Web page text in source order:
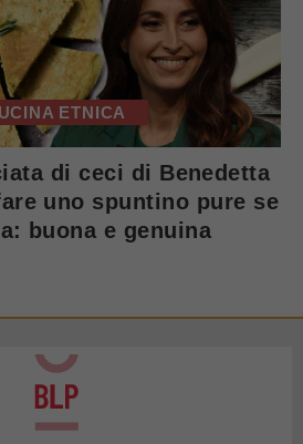
ETNICA
di ceci di Benedetta
uno spuntino pure se
buona e genuina